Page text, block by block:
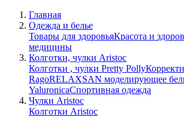
Главная
Одежда и белье
Товары для здоровьяКрасота и
медицины
Колготки, чулки Aristoc
Колготки , чулки Pretty Polly
RagoRELAXSAN моделирующее
YaluroniсaСпортивная одежда
Чулки Aristoc
Колготки Aristoc